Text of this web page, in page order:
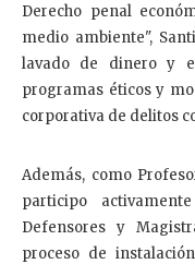
Derecho penal
medio ambiente",
lavado de dinero y
programas éticos y
corporativa de delitos
Además, como
participo
Defensores y
proceso de